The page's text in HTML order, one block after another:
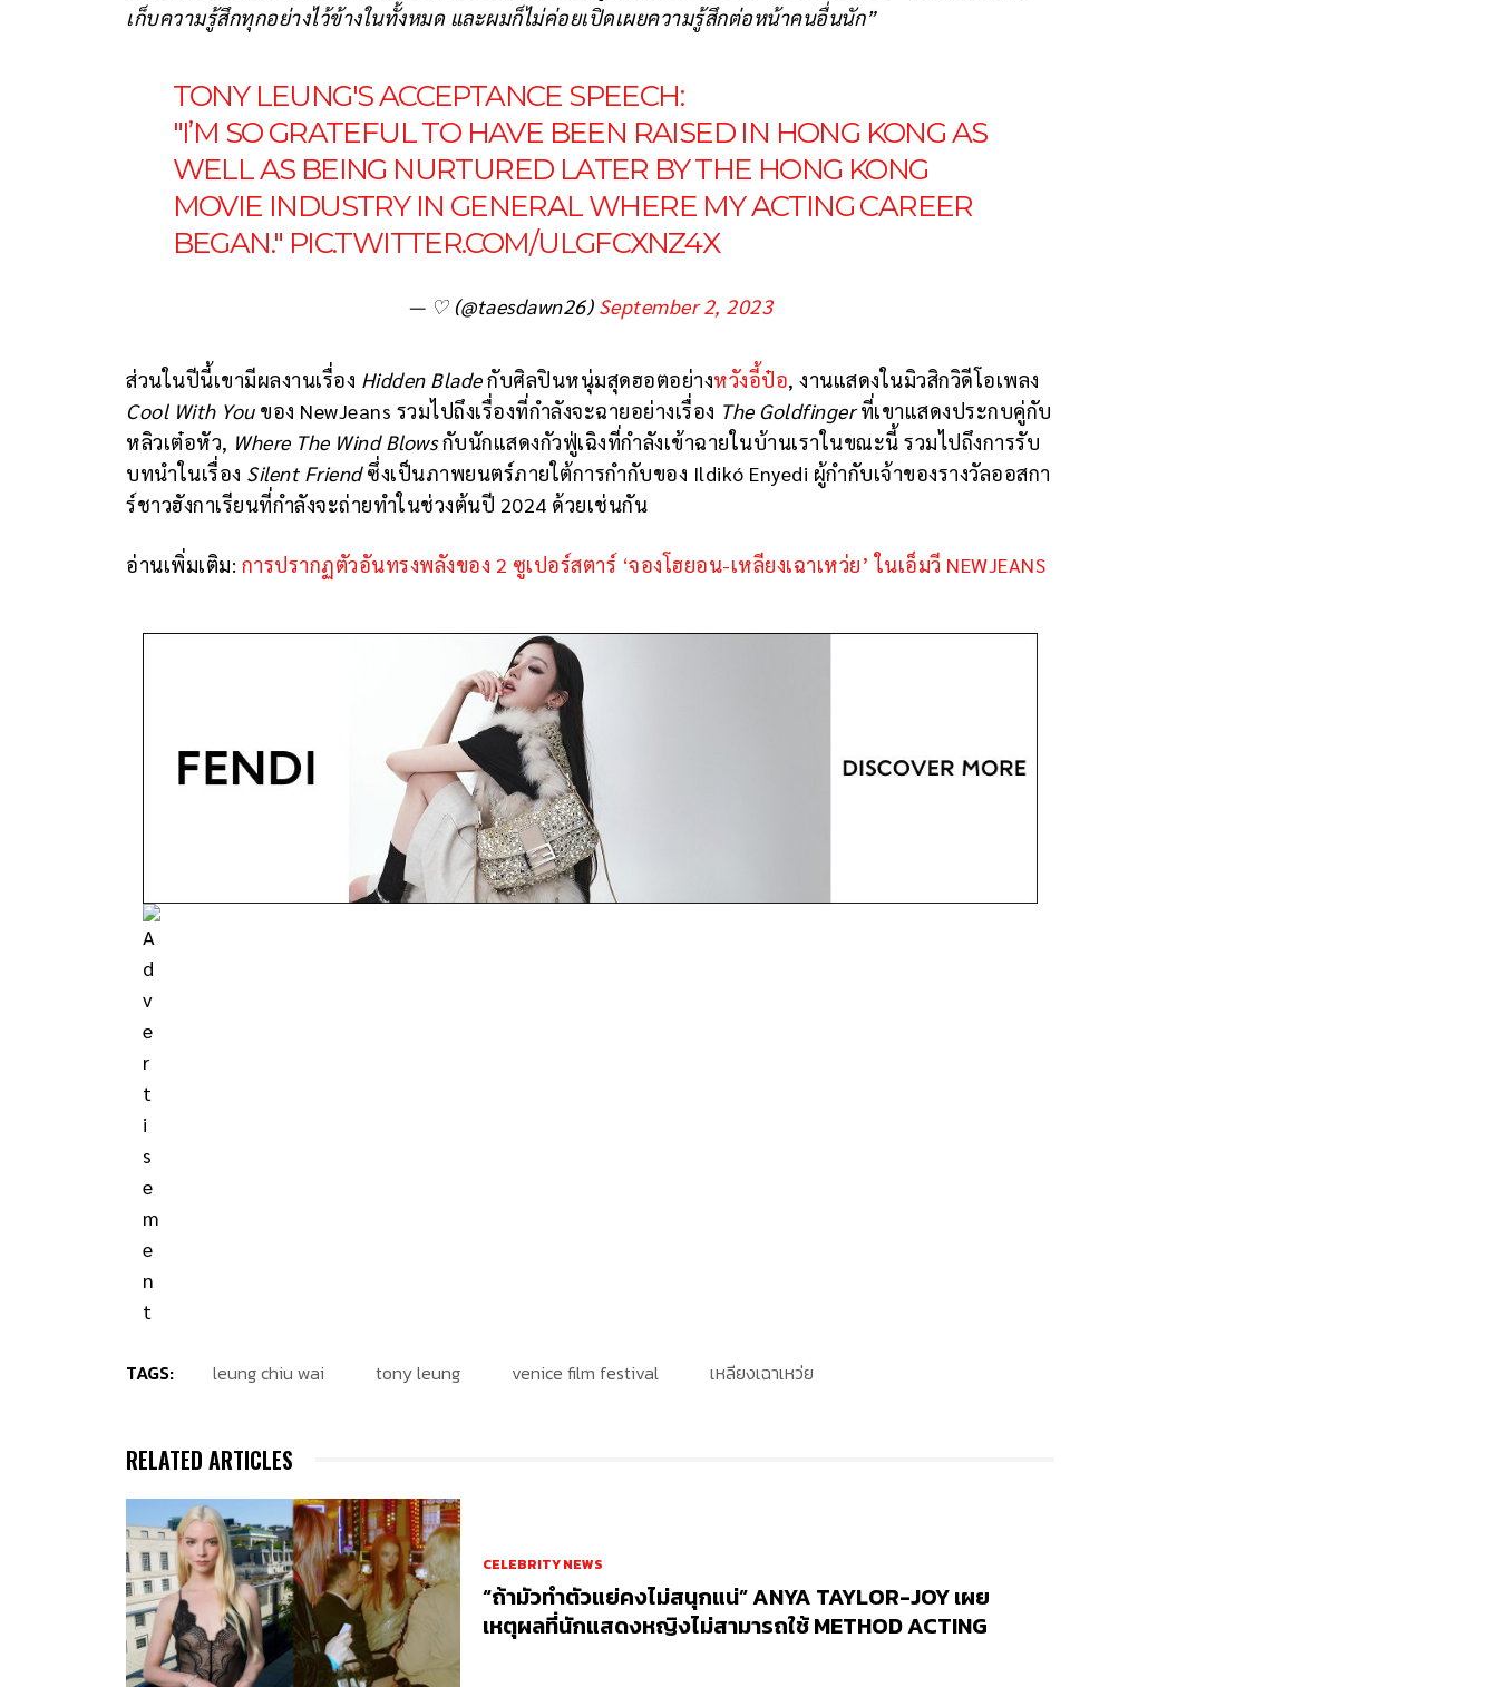
เก็บความรู้สึกทุกอย่างไว้ข้างในทั้งหมด และผมก็ไม่ค่อยเปิดเผยความรู้สึกต่อหน้าคนอื่นนัก”
TONY LEUNG'S ACCEPTANCE SPEECH:
"I’M SO GRATEFUL TO HAVE BEEN RAISED IN HONG KONG AS
WELL AS BEING NURTURED LATER BY THE HONG KONG
MOVIE INDUSTRY IN GENERAL WHERE MY ACTING CAREER
BEGAN." PIC.TWITTER.COM/ULGFCXNZ4X
— ♡ (@taesdawn26) September 2, 2023
ส่วนในปีนี้เขามีผลงานเรื่อง Hidden Bladeกับศิลปินหนุ่มสุดฮอตอย่างหวังอี้ป๋อ, งานแสดงในมิวสิกวิดีโอเพลง
Cool With Youของ NewJeans รวมไปถึงเรื่องที่กำลังจะฉายอย่างเรื่อง The Goldfingerที่เขาแสดงประกบคู่กับ
หลิวเต๋อหัว, Where The Wind Blowsกับนักแสดงกัวฟู่เฉิงที่กำลังเข้าฉายในบ้านเราในขณะนี้ รวมไปถึงการรับ
บทนำในเรื่อง Silent Friendซึ่งเป็นภาพยนตร์ภายใต้การกำกับของ Ildikó Enyedi ผู้กำกับเจ้าของรางวัลออสกา
ร์ชาวฮังกาเรียนที่กำลังจะถ่ายทำในช่วงต้นปี 2024 ด้วยเช่นกัน
อ่านเพิ่มเติม: การปรากฏตัวอันทรงพลังของ 2 ซูเปอร์สตาร์ ‘จองโฮยอน-เหลียงเฉาเหว่ย’ ในเอ็มวี NEWJEANS
TAGS: leung chiu wai tony leung venice film festival เหลียงเฉาเหว่ย
RELATED ARTICLES
CELEBRITY NEWS
“ถ้ามัวทำตัวแย่คงไม่สนุกแน่” ANYA TAYLOR-JOY เผย
เหตุผลที่นักแสดงหญิงไม่สามารถใช้ METHOD ACTING